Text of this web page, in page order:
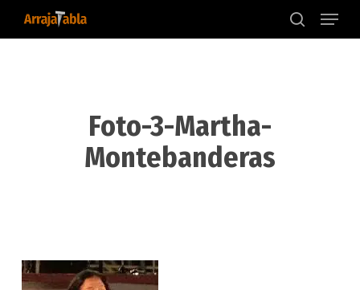
search
Menu
Foto-3-Martha-
Montebanderas